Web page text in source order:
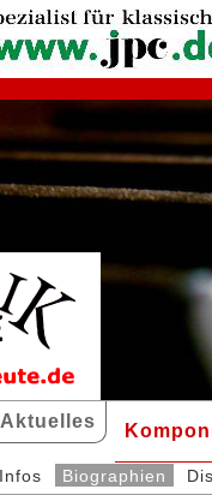
Aktuelles
Biographien